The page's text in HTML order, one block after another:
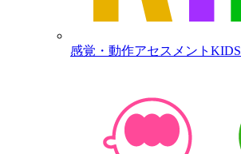
感覚・動作アセスメントKIDS